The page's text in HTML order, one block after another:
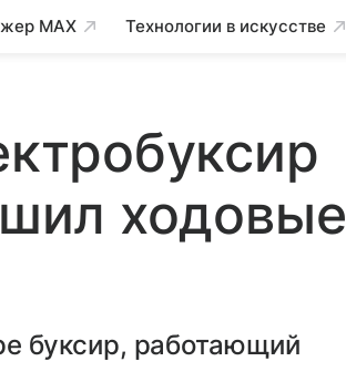
MAX Технологии в искусстве
ходовые
буксир, работающий